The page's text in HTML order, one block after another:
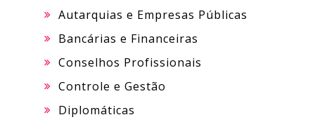
Autarquias e Empresas Públicas
Bancárias e Financeiras
Conselhos Profissionais
Controle e Gestão
Diplomáticas